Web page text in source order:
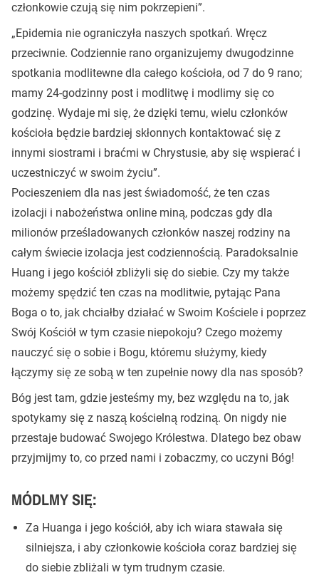
członkowie czują się nim pokrzepieni”.
„Epidemia nie ograniczyła naszych spotkań. Wręcz
przeciwnie. Codziennie rano organizujemy dwugodzinne
spotkania modlitewne dla całego kościoła, od 7 do 9 rano;
mamy 24-godzinny post i modlitwę i modlimy się co
godzinę. Wydaje mi się, że dzięki temu, wielu członków
kościoła będzie bardziej skłonnych kontaktować się z
innymi siostrami i braćmi w Chrystusie, aby się wspierać i
uczestniczyć w swoim życiu”.
Pocieszeniem dla nas jest świadomość, że ten czas
izolacji i nabożeństwa online miną, podczas gdy dla
milionów prześladowanych członków naszej rodziny na
całym świecie izolacja jest codziennością. Paradoksalnie
Huang i jego kościół zbliżyli się do siebie. Czy my także
możemy spędzić ten czas na modlitwie, pytając Pana
Boga o to, jak chciałby działać w Swoim Kościele i poprzez
Swój Kościół w tym czasie niepokoju? Czego możemy
nauczyć się o sobie i Bogu, któremu służymy, kiedy
łączymy się ze sobą w ten zupełnie nowy dla nas sposób?
Bóg jest tam, gdzie jesteśmy my, bez względu na to, jak
spotykamy się z naszą kościelną rodziną. On nigdy nie
przestaje budować Swojego Królestwa. Dlatego bez obaw
przyjmijmy to, co przed nami i zobaczmy, co uczyni Bóg!
MÓDLMY SIĘ:
Za Huanga i jego kościół, aby ich wiara stawała się
silniejsza, i aby członkowie kościoła coraz bardziej się
do siebie zbliżali w tym trudnym czasie.